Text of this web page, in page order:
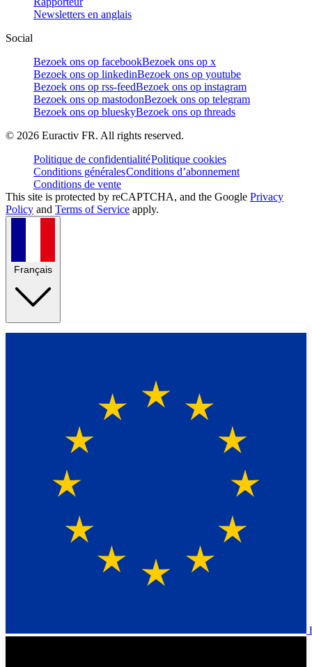
Newsletters en anglais
Social
Bezoek ons op facebookBezoek ons op x
Bezoek ons op linkedinBezoek ons op youtube
Bezoek ons op rss-feedBezoek ons op instagram
Bezoek ons op mastodonBezoek ons op telegram
Bezoek ons op blueskyBezoek ons op threads
© 2026 Euractiv FR. All rights reserved.
Politique de confidentialitéPolitique cookies
Conditions généralesConditions d’abonnement
Conditions de vente
This site is protected by reCAPTCHA, and the Google Privacy
Policy and Terms of Service apply.
Français